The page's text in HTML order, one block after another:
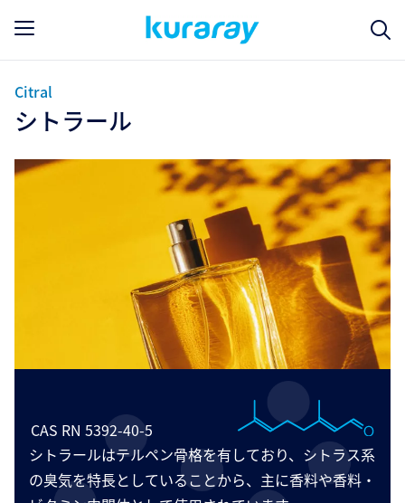
Citral
シトラール
CAS RN 5392-40-5
シトラールはテルペン骨格を有しており、シトラス系
の臭気を特長としていることから、主に香料や香料・